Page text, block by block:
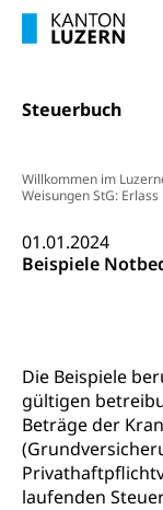
Steuerbuch
Willkommen im
Weisungen StG: Erlass
01.01.2024
Beispiele
Die Beispiele
gültigen
Beträge der
laufenden